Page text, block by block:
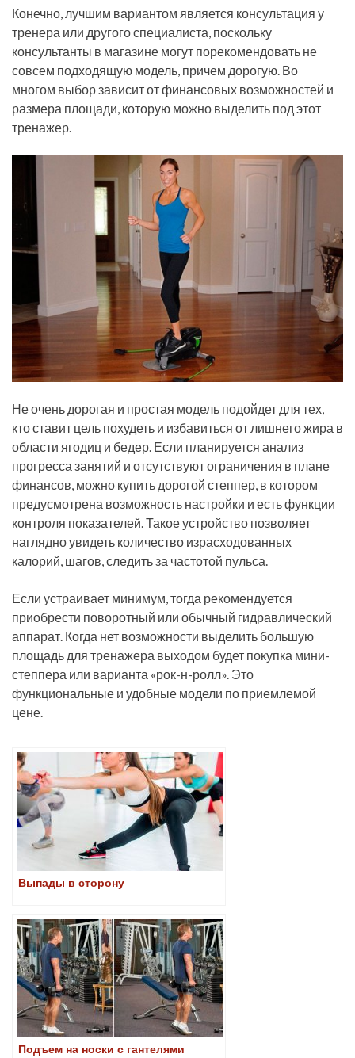
Конечно, лучшим вариантом является консультация у
тренера или другого специалиста, поскольку
консультанты в магазине могут порекомендовать не
совсем подходящую модель, причем дорогую. Во
многом выбор зависит от финансовых возможностей и
размера площади, которую можно выделить под этот
тренажер.
Не очень дорогая и простая модель подойдет для тех,
кто ставит цель похудеть и избавиться от лишнего жира в
области ягодиц и бедер. Если планируется анализ
прогресса занятий и отсутствуют ограничения в плане
финансов, можно купить дорогой степпер, в котором
предусмотрена возможность настройки и есть функции
контроля показателей. Такое устройство позволяет
наглядно увидеть количество израсходованных
калорий, шагов, следить за частотой пульса.
Если устраивает минимум, тогда рекомендуется
приобрести поворотный или обычный гидравлический
аппарат. Когда нет возможности выделить большую
площадь для тренажера выходом будет покупка мини-
степпера или варианта «рок-н-ролл». Это
функциональные и удобные модели по приемлемой
цене.
Выпады в сторону
Подъем на носки с гантелями